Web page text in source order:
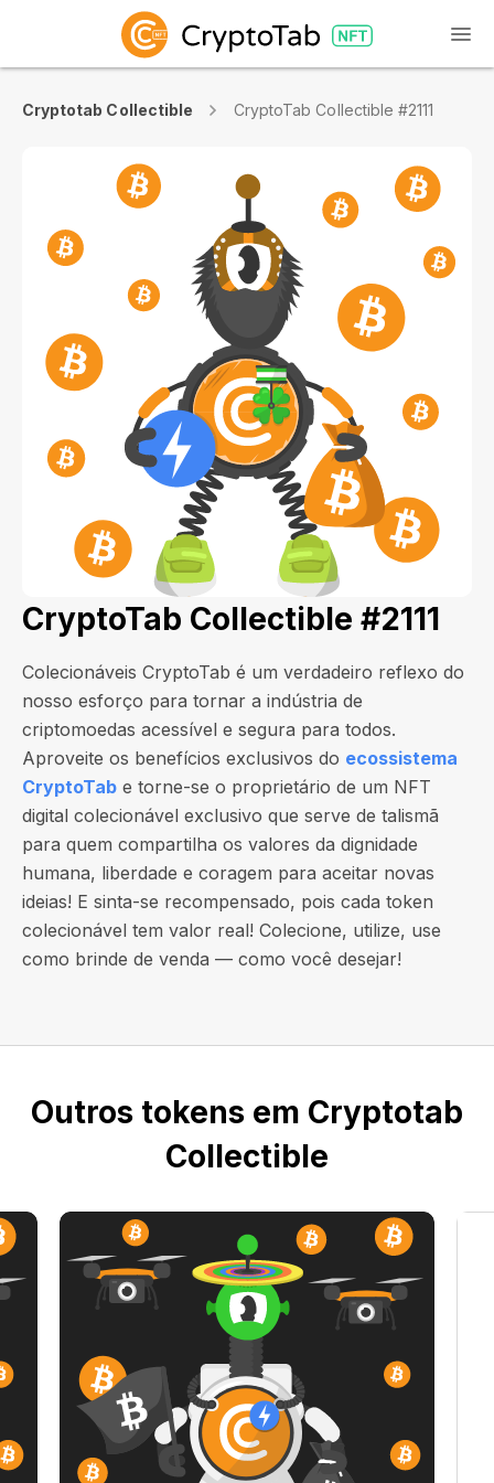
Cryptotab Collectible CryptoTab Collectible #2111
CryptoTab Collectible #2111
Colecionáveis CryptoTab é um verdadeiro reflexo do
nosso esforço para tornar a indústria de
criptomoedas acessível e segura para todos.
Aproveite os benefícios exclusivos do ecossistema
CryptoTab e torne-se o proprietário de um NFT
digital colecionável exclusivo que serve de talismã
para quem compartilha os valores da dignidade
humana, liberdade e coragem para aceitar novas
ideias! E sinta-se recompensado, pois cada token
colecionável tem valor real! Colecione, utilize, use
como brinde de venda — como você desejar!
Outros tokens em Cryptotab
Collectible